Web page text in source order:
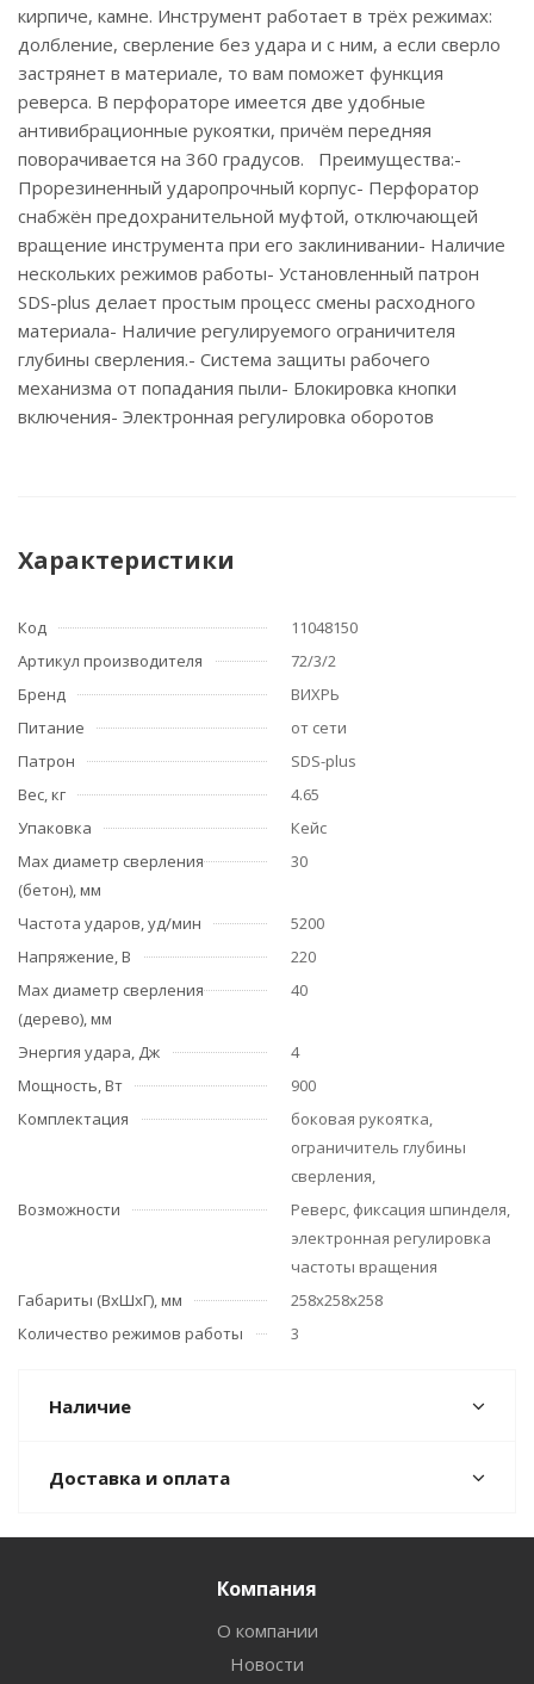
кирпиче, камне. Инструмент работает в трёх режимах:
долбление, сверление без удара и с ним, а если сверло
застрянет в материале, то вам поможет функция
реверса. В перфораторе имеется две удобные
антивибрационные рукоятки, причём передняя
поворачивается на 360 градусов. Преимущества:-
Прорезиненный ударопрочный корпус- Перфоратор
снабжён предохранительной муфтой, отключающей
вращение инструмента при его заклинивании- Наличие
нескольких режимов работы- Установленный патрон
SDS-plus делает простым процесс смены расходного
материала- Наличие регулируемого ограничителя
глубины сверления.- Система защиты рабочего
механизма от попадания пыли- Блокировка кнопки
включения- Электронная регулировка оборотов
Характеристики
Код
11048150
Артикул производителя
72/3/2
Бренд
ВИХРЬ
Питание
от сети
Патрон
SDS-plus
Вес, кг
4.65
Упаковка
Кейс
Мах диаметр сверления
(бетон), мм
30
Частота ударов, уд/мин
5200
Напряжение, В
220
Мах диаметр сверления
(дерево), мм
40
Энергия удара, Дж
4
Мощность, Вт
900
Комплектация
боковая рукоятка,
ограничитель глубины
сверления,
Возможности
Реверс, фиксация шпинделя,
электронная регулировка
частоты вращения
Габариты (ВхШхГ), мм
258х258х258
Количество режимов работы
3
Наличие
Доставка и оплата
Компания
О компании
Новости